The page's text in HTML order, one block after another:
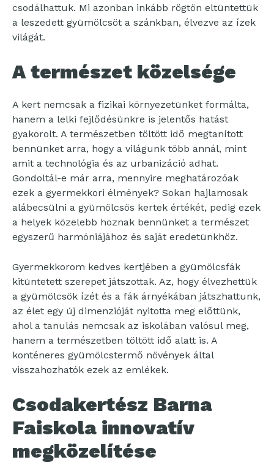
csodálhattuk. Mi azonban inkább rögtön eltüntettük
a leszedett gyümölcsöt a szánkban, élvezve az ízek
világát.
A természet közelsége
A kert nemcsak a fizikai környezetünket formálta,
hanem a lelki fejlődésünkre is jelentős hatást
gyakorolt. A természetben töltött idő megtanított
bennünket arra, hogy a világunk több annál, mint
amit a technológia és az urbanizáció adhat.
Gondoltál-e már arra, mennyire meghatározóak
ezek a gyermekkori élmények? Sokan hajlamosak
alábecsülni a gyümölcsös kertek értékét, pedig ezek
a helyek közelebb hoznak bennünket a természet
egyszerű harmóniájához és saját eredetünkhöz.
Gyermekkorom kedves kertjében a gyümölcsfák
kitüntetett szerepet játszottak. Az, hogy élvezhettük
a gyümölcsök ízét és a fák árnyékában játszhattunk,
az élet egy új dimenzióját nyitotta meg előttünk,
ahol a tanulás nemcsak az iskolában valósul meg,
hanem a természetben töltött idő alatt is. A
konténeres gyümölcstermő növények által
visszahozhatók ezek az emlékek.
Csodakertész Barna
Faiskola innovatív
megközelítése